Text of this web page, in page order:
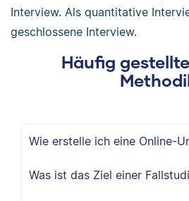
Interview. Als quantitative
geschlossene Interview.
Häufig
Wie erstelle ich eine Online-
Was ist das Ziel einer